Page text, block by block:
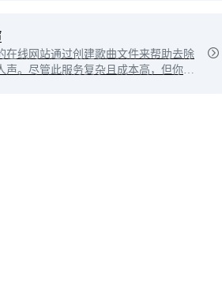
。
在线网站通过创建歌曲文件来帮助去除
声。尽管此服务复杂且成本高，但你仍